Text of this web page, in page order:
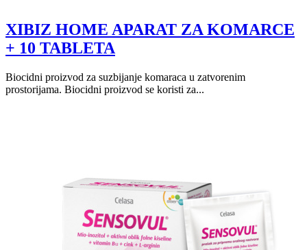
XIBIZ HOME APARAT ZA KOMARCE
+ 10 TABLETA
Biocidni proizvod za suzbijanje komaraca u zatvorenim
prostorijama. Biocidni proizvod se koristi za...